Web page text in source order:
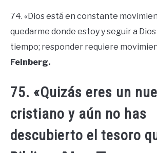
74. «Dios está en constante
quedarme donde estoy y seguir a
tiempo; responder requiere
Feinberg.
75. «Quizás eres un
cristiano y aún no has
descubierto el tesoro